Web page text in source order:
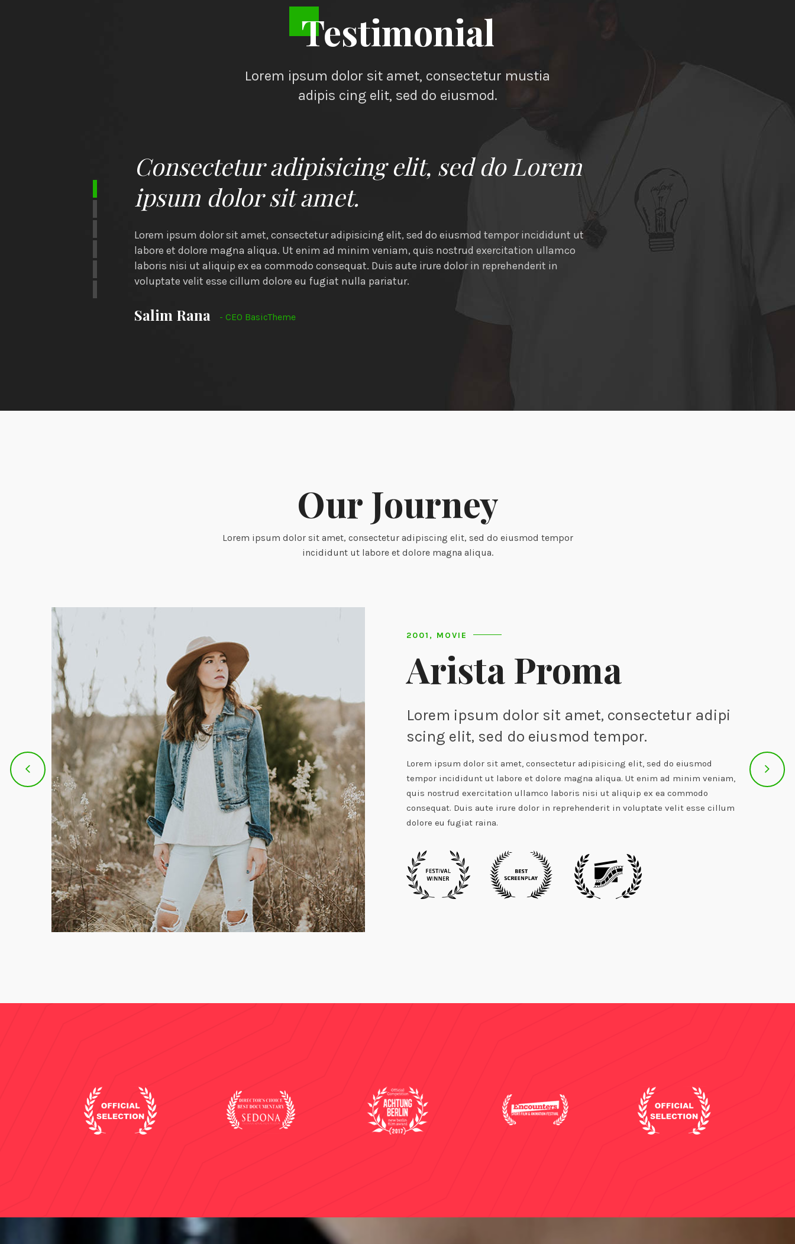
Testimonial
Lorem ipsum dolor sit amet, consectetur mustia
adipis cing elit, sed do eiusmod.
tempor incididunt ut
Consectetur adipisicing elit, sed do Lorem
ipsum dolor sit amet.
Lorem ipsum dolor sit amet, consectetur adipisicing elit, sed do eiusmod tempor incididunt ut
labore et dolore magna aliqua. Ut enim ad minim veniam, quis nostrud exercitation ullamco
laboris nisi ut aliquip ex ea commodo consequat. Duis aute irure dolor in reprehenderit in
voluptate velit esse cillum dolore eu fugiat nulla pariatur.
Salim Rana - CEO BasicTheme
Lorem ipsum
adipisicing elit,
Ut enim ad minim veniam, quis nostrud
commodo consequat. Duis aute irure
Our Journey
Lorem ipsum dolor sit amet, consectetur adipiscing elit, sed do eiusmod tempor
incididunt ut labore et dolore magna aliqua.
veniam,
2001, MOVIE
Arista Proma
Lorem ipsum dolor sit amet, consectetur adipi
scing elit, sed do eiusmod tempor.
Lorem ipsum dolor sit amet, consectetur adipisicing elit, sed do eiusmod
tempor incididunt ut labore et dolore magna aliqua. Ut enim ad minim veniam,
quis nostrud exercitation ullamco laboris nisi ut aliquip ex ea commodo
consequat. Duis aute irure dolor in reprehenderit in voluptate velit esse cillum
dolore eu fugiat raina.